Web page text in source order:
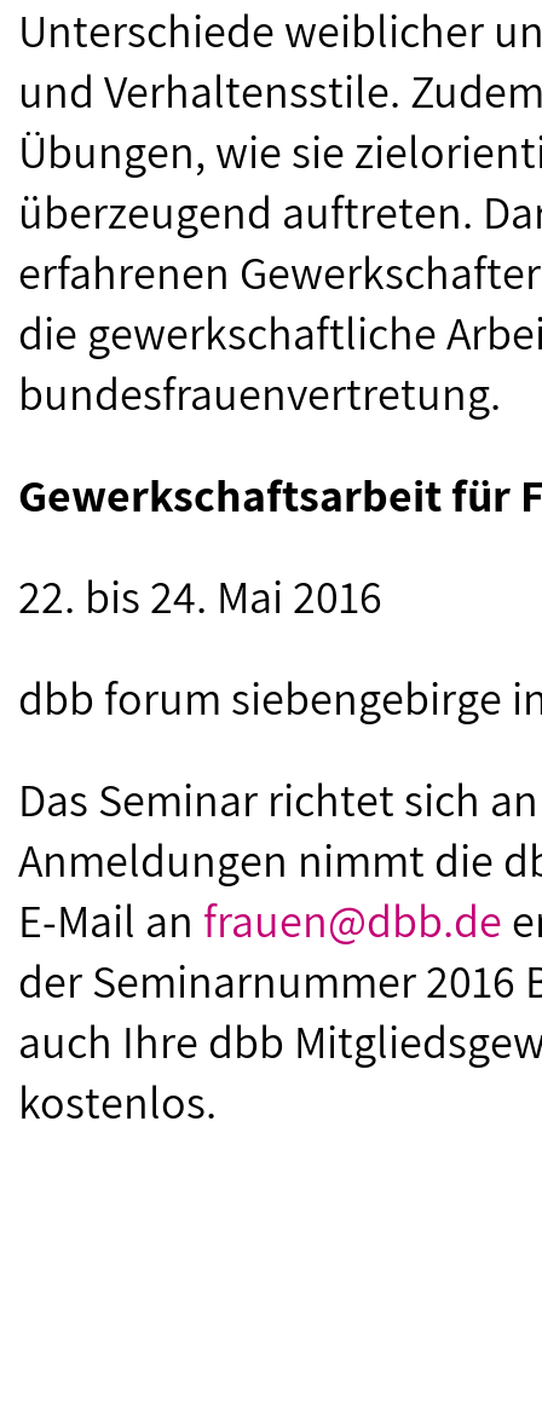
Unterschiede weiblicher
und Verhaltensstile.
Übungen, wie sie
überzeugend auftreten.
erfahrenen
die gewerkschaftliche
bundesfrauenvertretung.
Gewerkschaftsarbeit für
22. bis 24. Mai 2016
dbb forum siebengebirge
Das Seminar richtet sich
Anmeldungen nimmt die
E-Mail an frauen@dbb.de
der Seminarnummer 2016
auch Ihre dbb
kostenlos.